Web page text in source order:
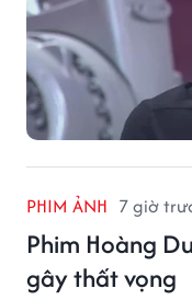
PHIM ẢNH 7 giờ
Phim Hoàng
gây thất vọng